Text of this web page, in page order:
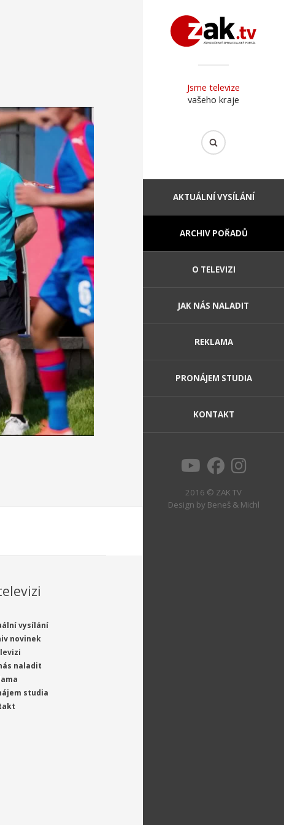
Jsme televize
vašeho kraje
AKTUÁLNÍ VYSÍLÁNÍ
ARCHIV POŘADŮ
O TELEVIZI
JAK NÁS NALADIT
REKLAMA
PRONÁJEM STUDIA
KONTAKT
2016 © ZAK TV
Design by Beneš & Michl
vysílání
novinek
naladit
studia